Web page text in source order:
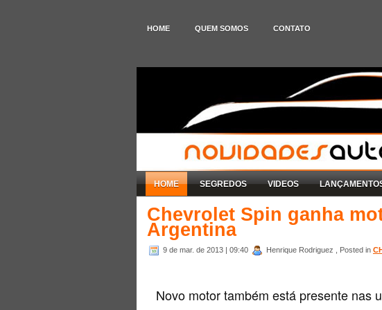
HOME QUEM SOMOS CONTATO
HOME SEGREDOS VIDEOS
Chevrolet Spin ganha
Argentina
9 de mar. de 2013 | 09:40 Henrique Rodriguez , Posted in
Novo motor também está presente nas